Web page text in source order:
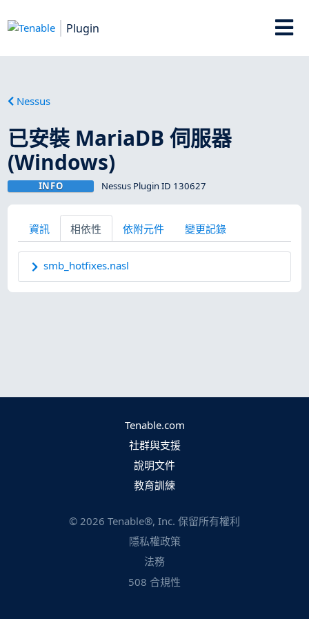
Plugin
Nessus
已安裝 MariaDB 伺服器
(Windows)
INFO Nessus Plugin ID 130627
資訊 相依性 依附元件 變更記錄
smb_hotfixes.nasl
Tenable.com
社群與支援
說明文件
教育訓練
© 2026 Tenable®, Inc. 保留所有權利
隱私權政策
法務
508 合規性